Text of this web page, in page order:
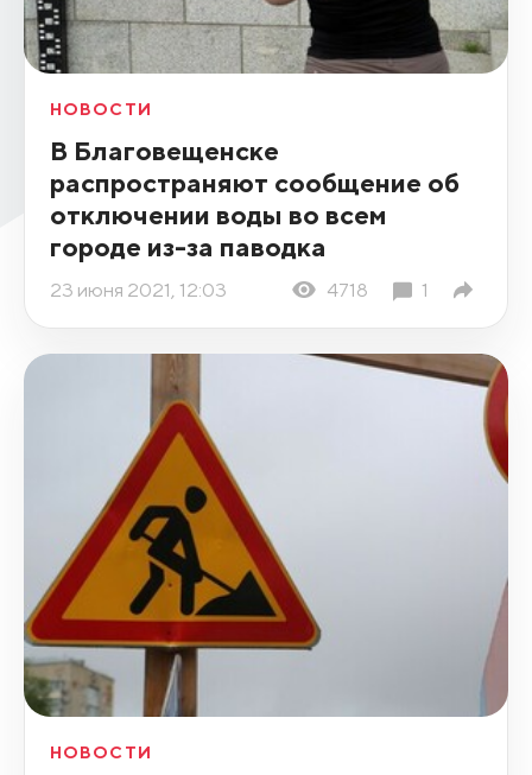
НОВОСТИ
В Благовещенске
распространяют сообщение об
отключении воды во всем
городе из-за паводка
23 июня 2021, 12:03 4718 1
НОВОСТИ